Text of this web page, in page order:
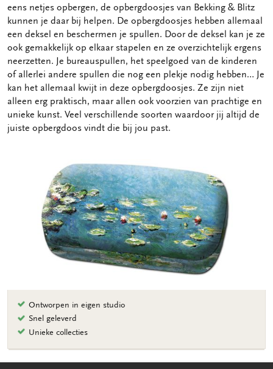
eens netjes opbergen, de opbergdoosjes van Bekking & Blitz
kunnen je daar bij helpen. De opbergdoosjes hebben allemaal
een deksel en beschermen je spullen. Door de deksel kan je ze
ook gemakkelijk op elkaar stapelen en ze overzichtelijk ergens
neerzetten. Je bureauspullen, het speelgoed van de kinderen
of allerlei andere spullen die nog een plekje nodig hebben… Je
kan het allemaal kwijt in deze opbergdoosjes. Ze zijn niet
alleen erg praktisch, maar allen ook voorzien van prachtige en
unieke kunst. Veel verschillende soorten waardoor jij altijd de
juiste opbergdoos vindt die bij jou past.
Ontworpen in eigen studio
Snel geleverd
Unieke collecties